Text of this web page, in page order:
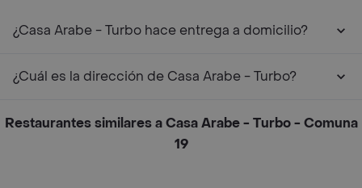
¿Casa Arabe - Turbo hace entrega a domicilio?
¿Cuál es la dirección de Casa Arabe - Turbo?
Restaurantes similares a Casa Arabe - Turbo - Comuna
19